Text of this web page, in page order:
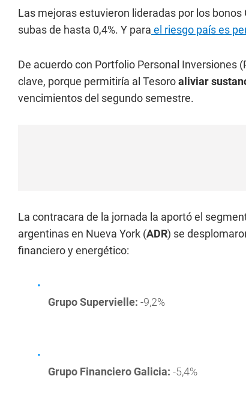
Las mejoras estuvieron lideradas por los bonos
subas de hasta 0,4%. Y para el riesgo país es
De acuerdo con Portfolio Personal Inversiones
clave, porque permitiría al Tesoroaliviar
vencimientos del segundo semestre.
La contracara de la jornada la aportó el
argentinas en Nueva York (ADR) se
financiero y energético:
Grupo Supervielle: -9,2%
Grupo Financiero Galicia: -5,4%